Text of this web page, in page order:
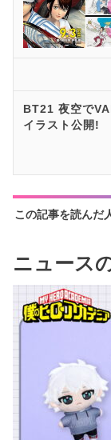
BT21 夜空で
イラスト公開!
この記事を読んだ
ニュース